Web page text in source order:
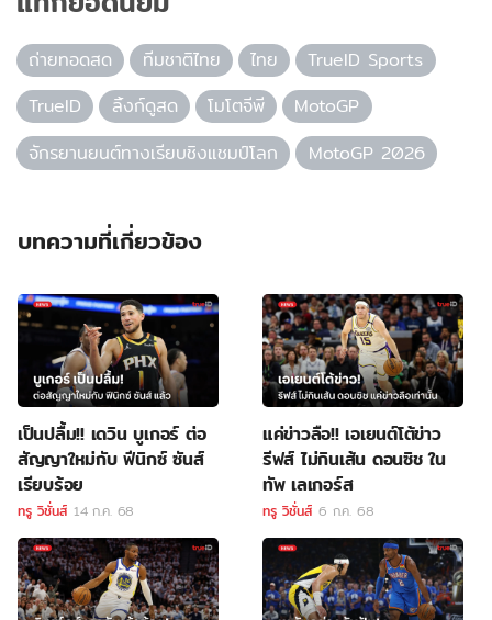
ถ่ายทอดสด ทีมชาติไทย ไทย
TrueID Sports
TrueID
ลิ้งก์ดูสด โมโตจีพี
MotoGP
จักรยานยนต์ทางเรียบชิงแชมป์โลก
MotoGP 2026
บทความที่เกี่ยวข้อง
เป็นปลื้ม!! เดวิน บูเกอร์ ต่อ
สัญญาใหม่กับ ฟีนิกซ์ ซันส์
เรียบร้อย
ทรู วิชั่นส์ 14 ก.ค. 68
แค่ข่าวลือ!! เอเยนต์โต้ข่าว
รีฟส์ ไม่กินเส้น ดอนซิช ใน
ทัพ เลเกอร์ส
ทรู วิชั่นส์ 6 ก.ค. 68